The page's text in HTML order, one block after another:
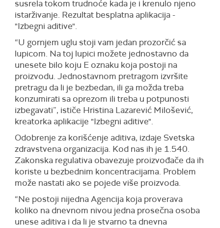
susrela tokom trudnoće kada je i krenulo njeno
istarživanje. Rezultat besplatna aplikacija -
"Izbegni aditive".
“U gornjem uglu stoji vam jedan prozorčić sa
lupicom. Na toj lupici možete jednostavno da
unesete bilo koju E oznaku koja postoji na
proizvodu. Jednostavnom pretragom izvršite
pretragu da li je bezbedan, ili ga možda treba
konzumirati sa oprezom ili treba u potpunosti
izbegavati”, ističe Hristina Lazarević Milošević,
kreatorka aplikacije "Izbegni aditive".
Odobrenje za korišćenje aditiva, izdaje Svetska
zdravstvena organizacija. Kod nas ih je 1.540.
Zakonska regulativa obavezuje proizvođače da ih
koriste u bezbednim koncentracijama. Problem
može nastati ako se pojede više proizvoda.
“Ne postoji nijedna Agencija koja proverava
koliko na dnevnom nivou jedna prosečna osoba
unese aditiva i da li je stvarno ta dnevna